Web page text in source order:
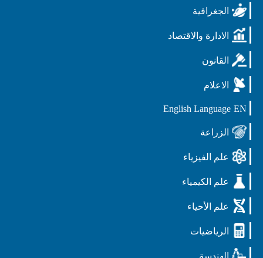
الجغرافية
الادارة والاقتصاد
القانون
الاعلام
EN
English Language
الزراعة
علم الفيزياء
علم الكيمياء
علم الأحياء
الرياضيات